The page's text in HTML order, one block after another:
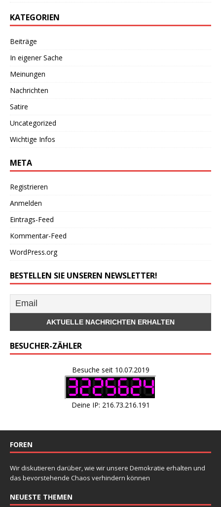
KATEGORIEN
Beiträge
In eigener Sache
Meinungen
Nachrichten
Satire
Uncategorized
Wichtige Infos
META
Registrieren
Anmelden
Eintrags-Feed
Kommentar-Feed
WordPress.org
BESTELLEN SIE UNSEREN NEWSLETTER!
BESUCHER-ZÄHLER
Besuche seit 10.07.2019
Deine IP: 216.73.216.191
FOREN
Wir diskutieren darüber, wie wir unsere Demokratie erhalten und
das bevorstehende Chaos verhindern können
NEUESTE THEMEN